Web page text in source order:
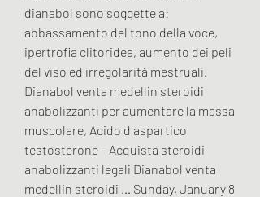
dianabol sono soggette a:
abbassamento del tono della voce,
ipertrofia clitoridea, aumento dei peli
del viso ed irregolarità mestruali.
Dianabol venta medellin steroidi
anabolizzanti per aumentare la massa
muscolare, Acido d aspartico
testosterone – Acquista steroidi
anabolizzanti legali Dianabol venta
medellin steroidi … Sunday, January 8